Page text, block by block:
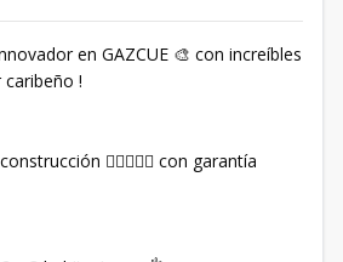
en GAZCUE 🎨 con increíbles
!
✍🏻👩🏻‍💻 con garantía